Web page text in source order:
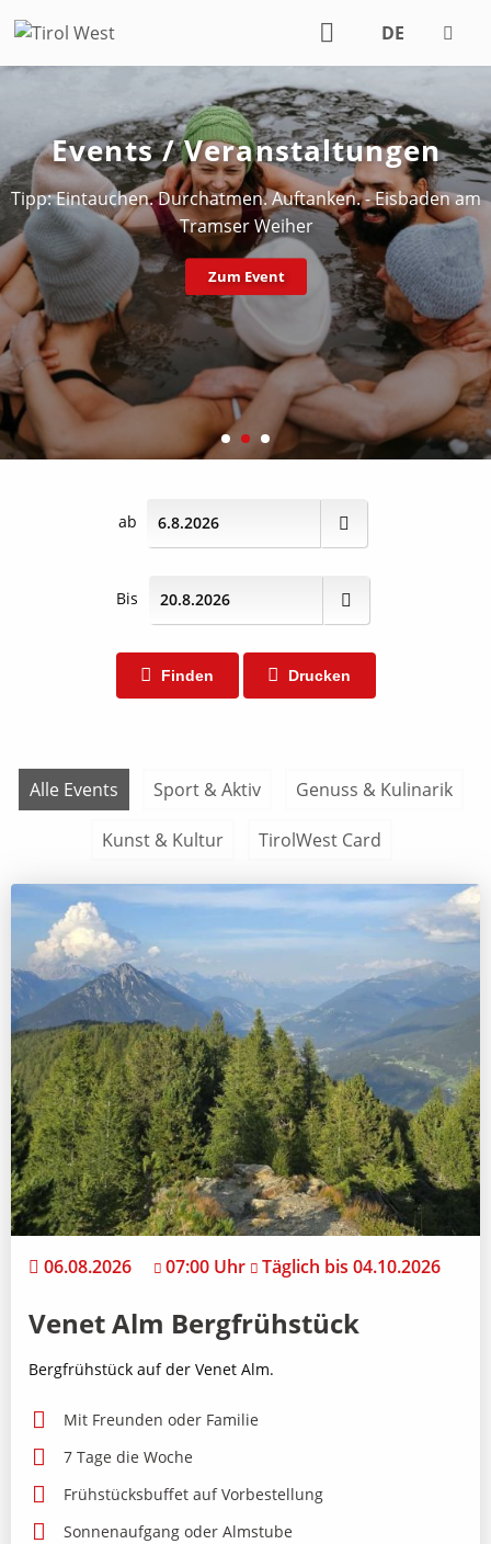
DE
EN
Events / Veranstaltungen
Tipp: Eintauchen. Durchatmen. Auftanken. - Eisbaden am
Tramser Weiher
Zum Event
ab
Bis
Finden Drucken
Alle Events Sport & Aktiv Genuss & Kulinarik
Kunst & Kultur TirolWest Card
06.08.2026 07:00 Uhr Täglich bis 04.10.2026
Venet Alm Bergfrühstück
Bergfrühstück auf der Venet Alm.
Mit Freunden oder Familie
7 Tage die Woche
Frühstücksbuffet auf Vorbestellung
Sonnenaufgang oder Almstube